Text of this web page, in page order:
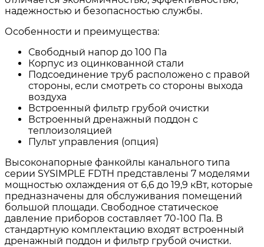
надежностью и безопасностью службы.
Особенности и преимущества:
Свободный напор до 100 Па
Корпус из оцинкованной стали
Подсоединение труб расположено с правой
стороны, если смотреть со стороны выхода
воздуха
Встроенный фильтр грубой очистки
Встроенный дренажный поддон с
теплоизоляцией
Пульт управления (опция)
Высоконапорные фанкойлы канального типа
серии SYSIMPLE FDTH представлены 7 моделями
мощностью охлаждения от 6,6 до 19,9 кВт, которые
предназначены для обслуживания помещений
большой площади. Свободное статическое
давление приборов составляет 70-100 Па. В
стандартную комплектацию входят встроенный
дренажный поддон и фильтр грубой очистки.